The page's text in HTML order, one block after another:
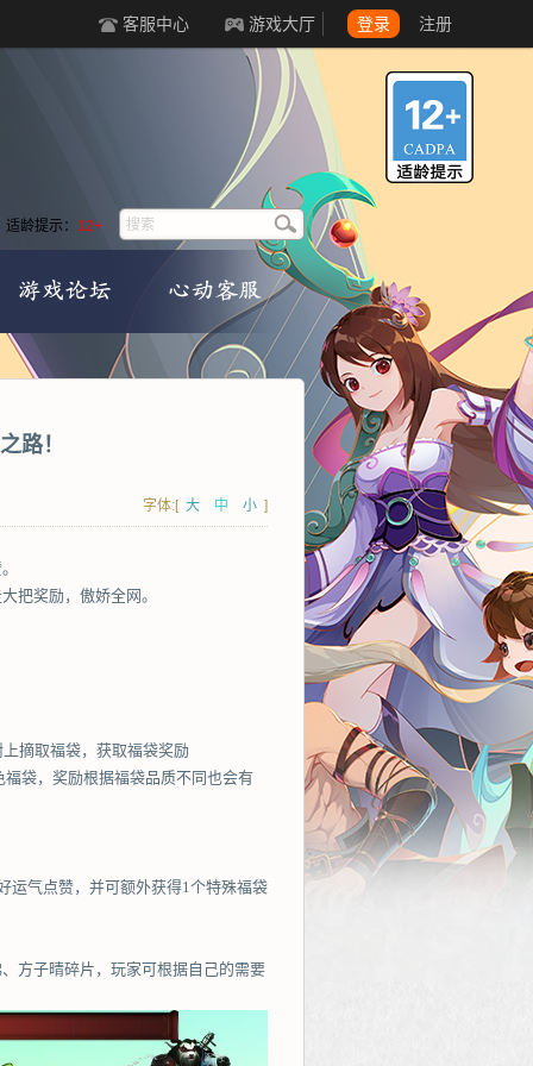
客服中心 游戏大厅 登录 注册
适龄提示： 12+
路！
字体:[ 大 中 小 ]
把奖励，傲娇全网。
摘取福袋，获取福袋奖励
袋，奖励根据福袋品质不同也会有
运气点赞，并可额外获得1个特殊福袋
方子晴碎片，玩家可根据自己的需要